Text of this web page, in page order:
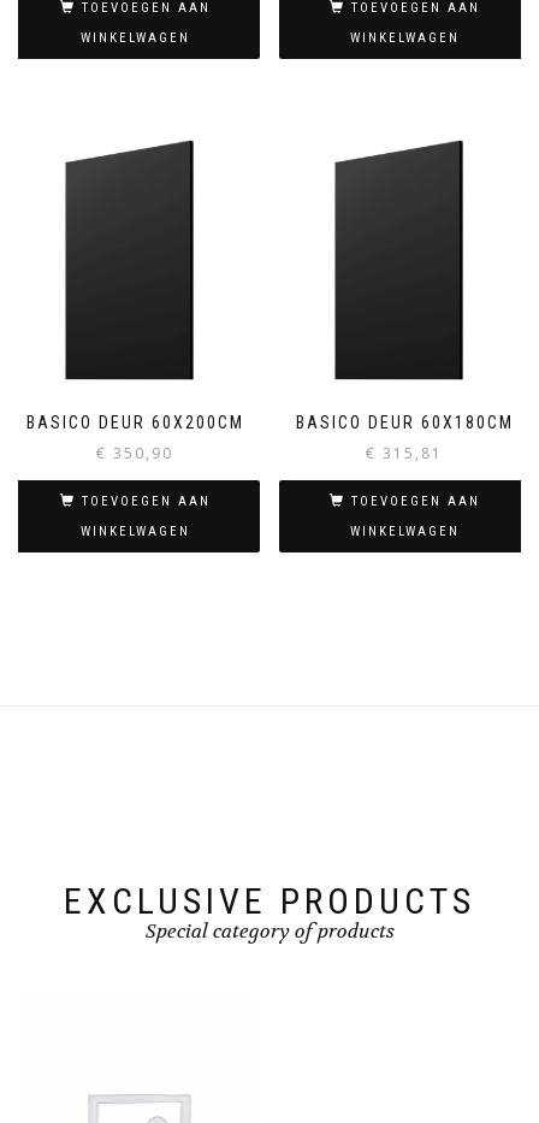
TOEVOEGEN AAN
WINKELWAGEN
TOEVOEGEN AAN
WINKELWAGEN
BASICO DEUR 60X200CM
€ 350,90
TOEVOEGEN AAN
WINKELWAGEN
BASICO DEUR 60X180CM
€ 315,81
TOEVOEGEN AAN
WINKELWAGEN
EXCLUSIVE PRODUCTS
Special category of products